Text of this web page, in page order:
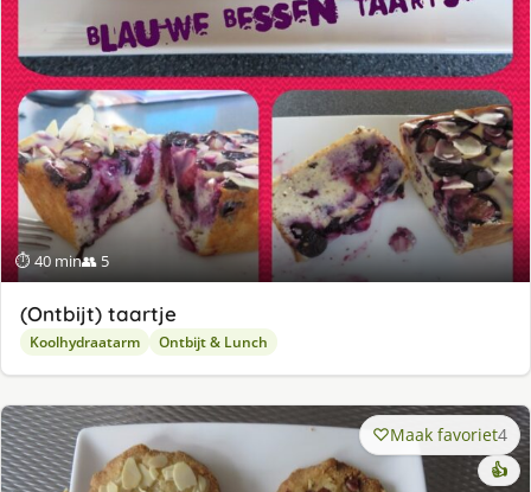
⏱ 40 min👥 5
(Ontbijt) taartje
Koolhydraatarm Ontbijt & Lunch
Maak favoriet4
👍